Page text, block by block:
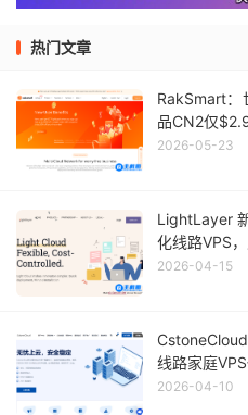
热门文章
RakSmart：
品CN2仅
2026-05-23
LightLayer
化线路VPS
2026-04-15
线路家庭
2026-04-10